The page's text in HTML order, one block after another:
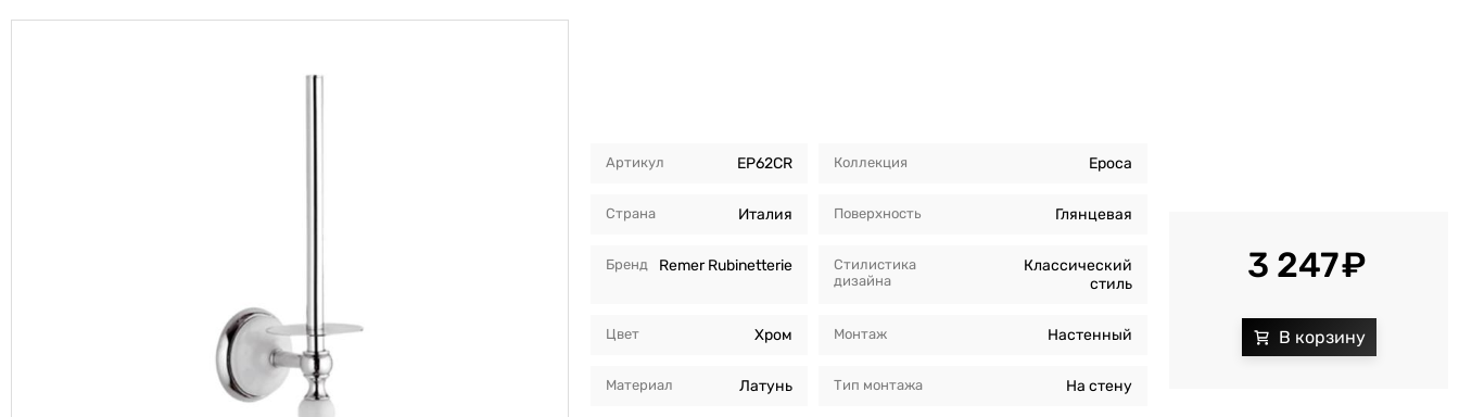
Артикул EP62CR
Страна Италия
Бренд Remer Rubinetterie
Цвет Хром
Материал Латунь
Коллекция Epoca
Поверхность Глянцевая
Стилистика
дизайна
Классический
стиль
Монтаж Настенный
Тип монтажа На стену
3 247